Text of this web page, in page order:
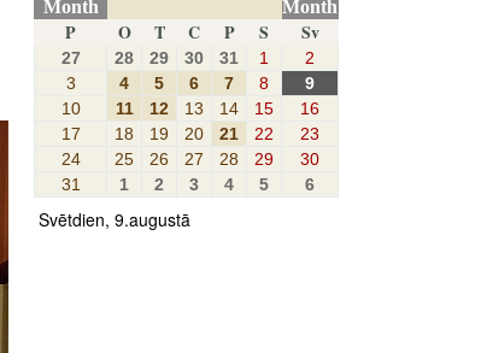
P
O T C P S Sv
27 28 29 30 31 1
2
3
4 5 6 7 8
9
10
11 12 13 14 15
16
17
18 19 20 21 22
23
24
25 26 27 28 29
30
31
1 2 3 4 5 6
Svētdien, 9.augustā